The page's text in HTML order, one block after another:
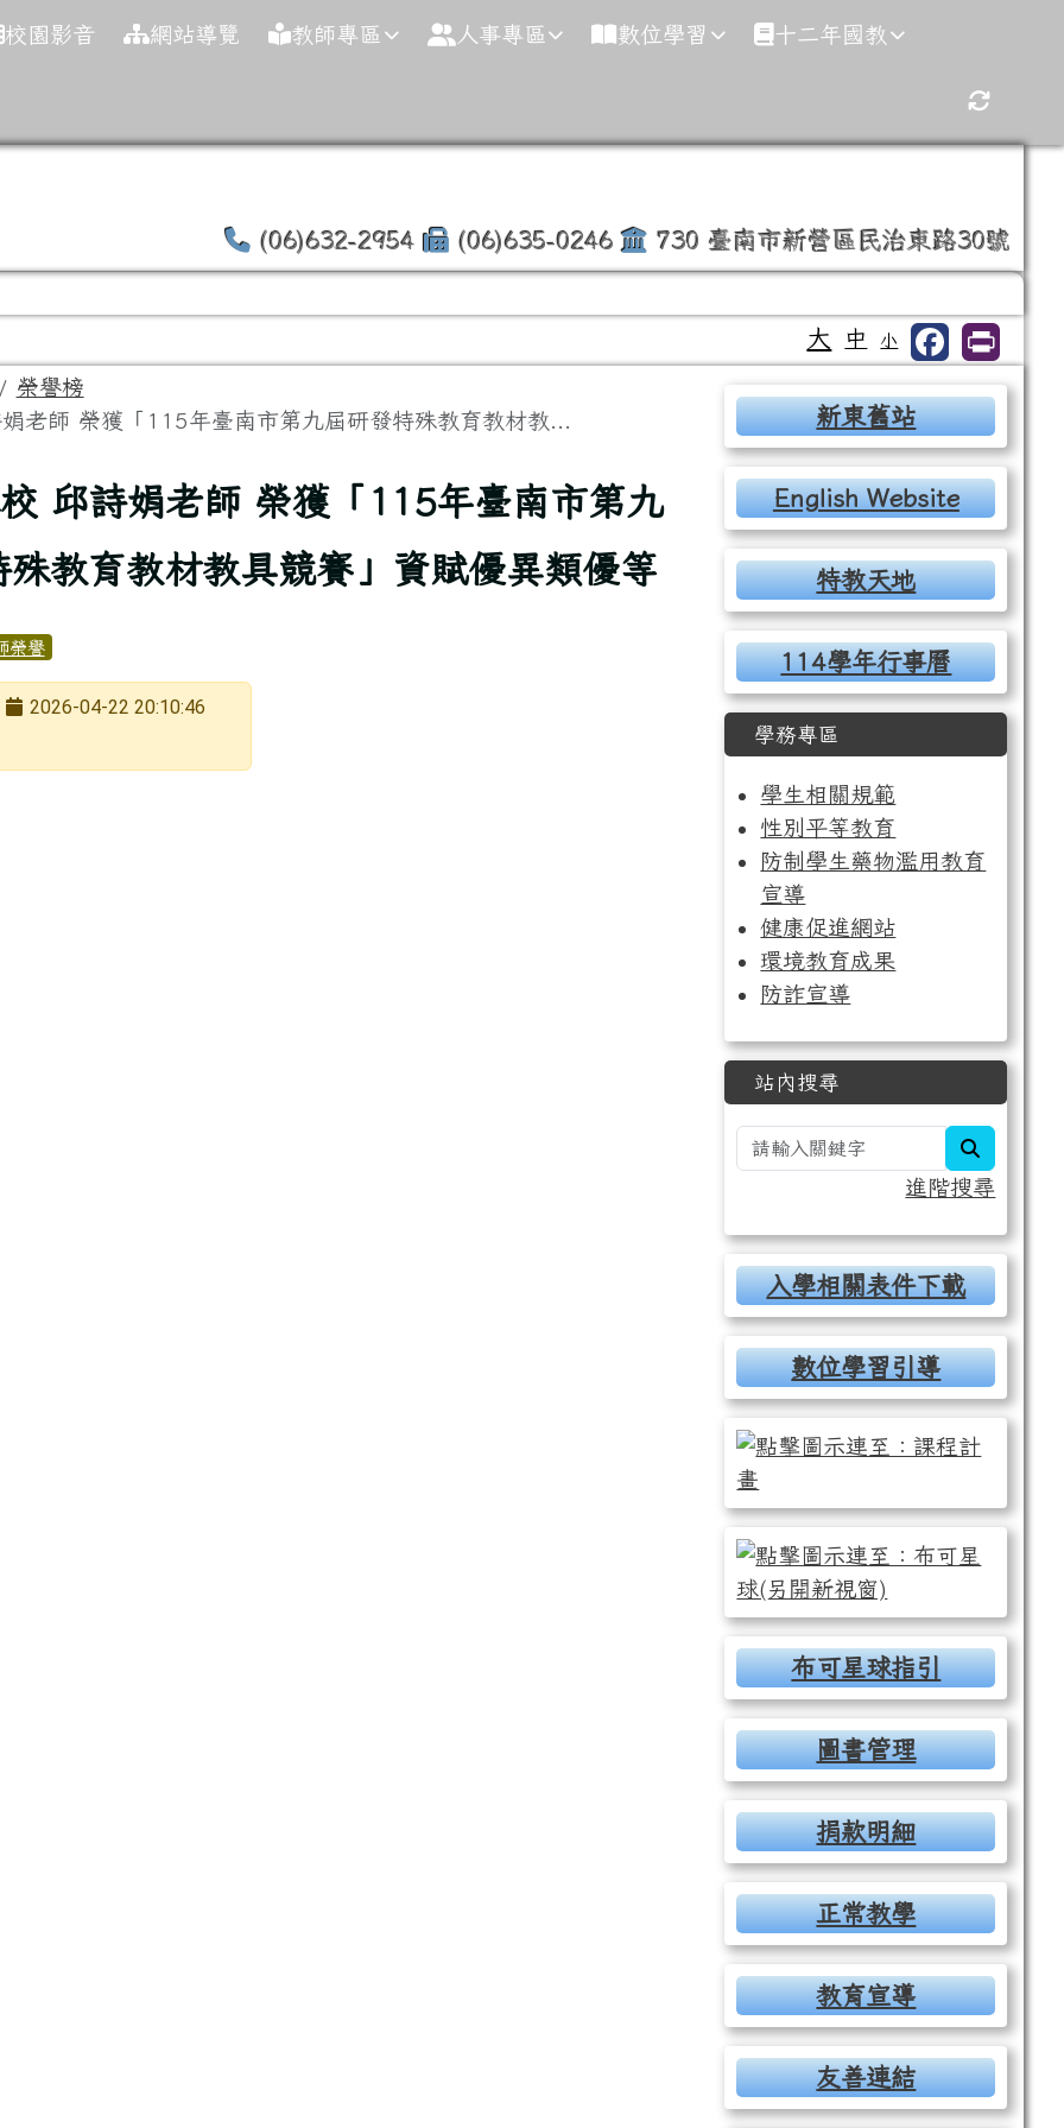
資訊網
校園影音 網站導覽 教師專區 人事專區 數位學習 十二年國教
重新取得
(06)632-2954 (06)635-0246 730 臺南市新營區民治東路30號
大 中 小
榮譽榜
老師 榮獲「115年臺南市第九屆研發特殊教育教材教...
邱詩娟老師 榮獲「115年臺南市第九
殊教育教材教具競賽」資賦優異類優等
榮譽
2026-04-22 20:10:46
右邊區域內容
新東舊站
English Website
特教天地
114學年行事曆
學務專區
學生相關規範
性別平等教育
防制學生藥物濫用教育
宣導
健康促進網站
環境教育成果
防詐宣導
站內搜尋
進階搜尋
入學相關表件下載
數位學習引導
布可星球指引
圖書管理
捐款明細
正常教學
教育宣導
友善連結